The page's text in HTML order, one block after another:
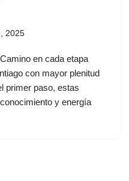
2025
en cada etapa
con mayor plenitud
primer paso, estas
y energía